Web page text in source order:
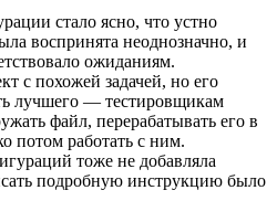
стало ясно, что устно
воспринята неоднозначно, и
ожиданиям.
с похожей задачей, но его
лучшего — тестировщикам
файл, перерабатывать его в
потом работать с ним.
тоже не добавляла
подробную инструкцию было